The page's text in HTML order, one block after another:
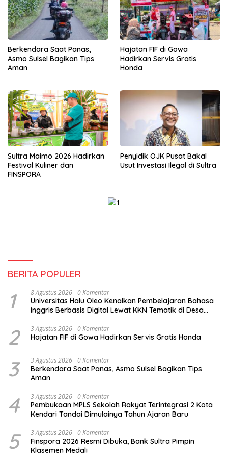
Berkendara Saat Panas,
Asmo Sulsel Bagikan Tips
Aman
Hajatan FIF di Gowa
Hadirkan Servis Gratis
Honda
Sultra Maimo 2026 Hadirkan
Festival Kuliner dan
FINSPORA
Penyidik OJK Pusat Bakal
Usut Investasi Ilegal di Sultra
BERITA POPULER
1 8 Agustus 2026 0 Komentar
Universitas Halu Oleo Kenalkan Pembelajaran Bahasa
Inggris Berbasis Digital Lewat KKN Tematik di Desa
2 3 Agustus 2026 0 Komentar
Hajatan FIF di Gowa Hadirkan Servis Gratis Honda
3 3 Agustus 2026 0 Komentar
Berkendara Saat Panas, Asmo Sulsel Bagikan Tips
Aman
4 3 Agustus 2026 0 Komentar
Pembukaan MPLS Sekolah Rakyat Terintegrasi 2 Kota
Kendari Tandai Dimulainya Tahun Ajaran Baru
5 3 Agustus 2026 0 Komentar
Finspora 2026 Resmi Dibuka, Bank Sultra Pimpin
Klasemen Medali